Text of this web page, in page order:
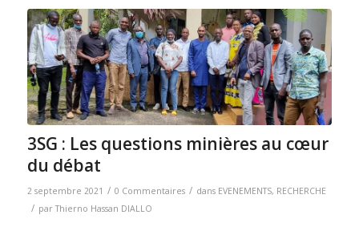
3SG : Les questions minières au cœur
du débat
2 septembre 2021 / 0 Commentaires / dans EVENEMENTS, RECHERCHE
/ parThierno Hassan DIALLO